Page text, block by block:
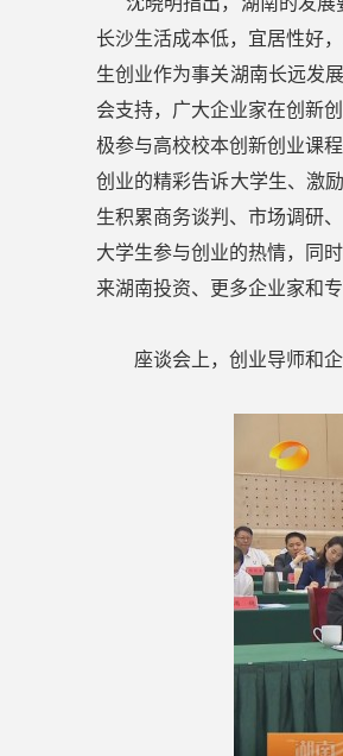
长沙生活成本低，宜居性好
生创业作为事关湖南长远发
会支持，广大企业家在创新
极参与高校校本创新创业课
创业的精彩告诉大学生、激
生积累商务谈判、市场调研
大学生参与创业的热情，同
来湖南投资、更多企业家和
座谈会上，创业导师和企